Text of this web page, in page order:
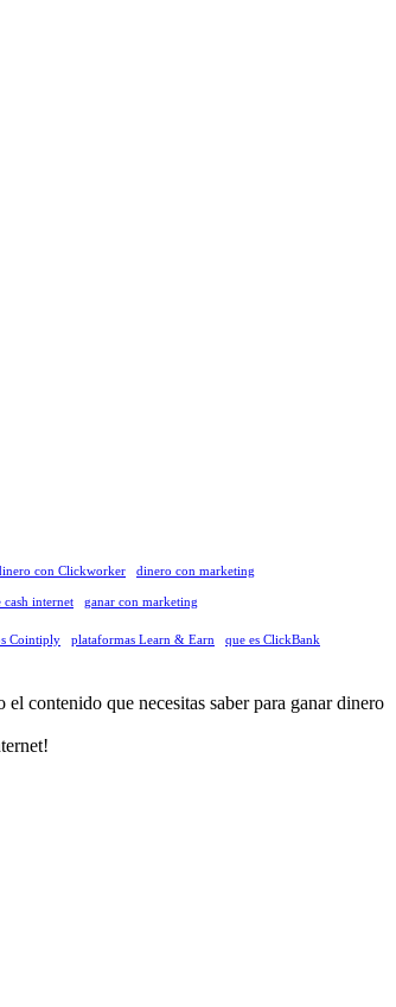
con Clickworker dinero con marketing
cash internet ganar con marketing
Cointiply plataformas Learn & Earn
que es ClickBank
contenido que necesitas saber para ganar dinero